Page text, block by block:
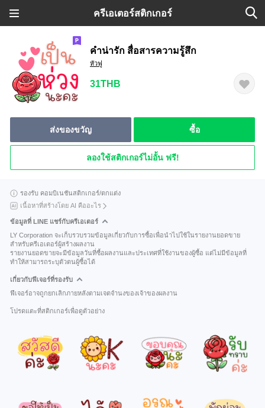
ครีเอเตอร์สติกเกอร์
คำน่ารัก สื่อสารความรู้สึก
หัวฟู
31THB
ส่งของขวัญ ซื้อ
ลองใช้สติกเกอร์ไม่อั้น ฟรี!
รองรับ คอมบิเนชันสติกเกอร์/ตกแต่ง
เนื้อหาที่สร้างโดย AI คืออะไร
ข้อมูลที่ LINE แชร์กับครีเอเตอร์
LY Corporation จะเก็บรวบรวมข้อมูลเกี่ยวกับการซื้อเพื่อนำไปใช้ในรายงานยอดขาย
สำหรับครีเอเตอร์ผู้สร้างผลงาน
รายงานยอดขายจะมีข้อมูลวันที่ซื้อผลงานและประเทศที่ใช้งานของผู้ซื้อ แต่ไม่มีข้อมูลที่
ทำให้สามารถระบุตัวตนผู้ซื้อได้
เกี่ยวกับฟีเจอร์ที่รองรับ
ฟีเจอร์อาจถูกยกเลิกภายหลังตามเจตจำนงของเจ้าของผลงาน
โปรดแตะที่สติกเกอร์เพื่อดูตัวอย่าง